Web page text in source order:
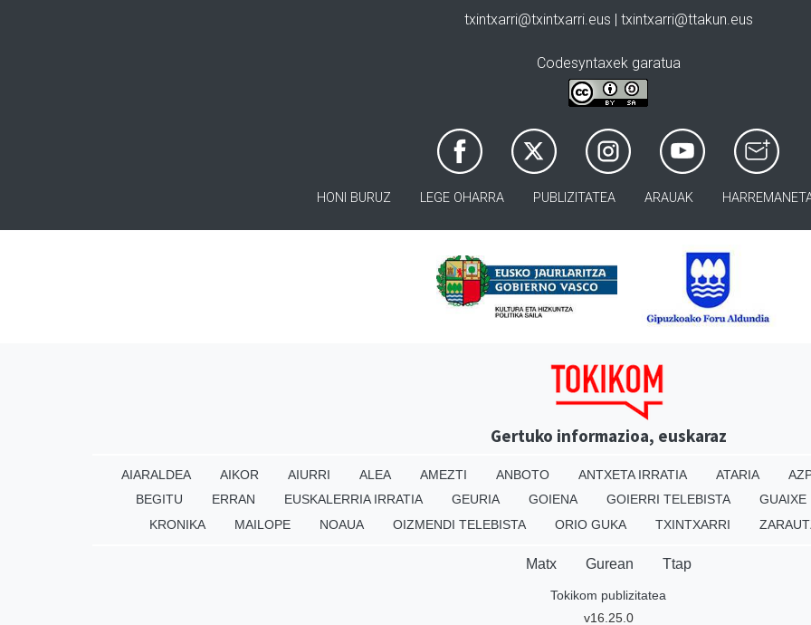
txintxarri@txintxarri.eus | txintxarri@ttakun.eus
Codesyntaxek garatua
HONI BURUZ LEGE OHARRA PUBLIZITATEA ARAUAK
Gertuko informazioa, euskaraz
AIARALDEA AIKOR AIURRI ALEA AMEZTI ANBOTO ANTXETA IRRATIA ATARIA
BEGITU
ERRAN EUSKALERRIA IRRATIA GEURIA GOIENA GOIERRI TELEBISTA GUAIXE
KRONIKA
MAILOPE NOAUA OIZMENDI TELEBISTA ORIO GUKA TXINTXARRI
Matx Gurean Ttap
Tokikom publizitatea
v16.25.0